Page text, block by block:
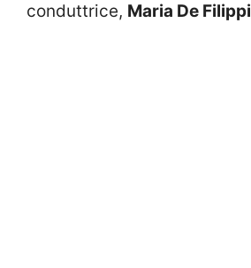
conduttrice, Maria De Filippi